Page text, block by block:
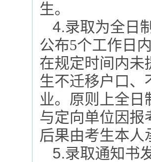
生。
4.录取为全日
公布5个工作日
在规定时间内未
生不迁移户口、
业。原则上全日
与定向单位因报
后果由考生本人
5.录取通知书